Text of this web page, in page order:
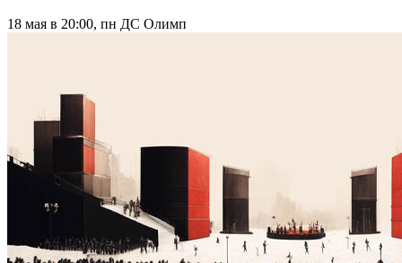
18 мая в 20:00, пн ДС Олимп